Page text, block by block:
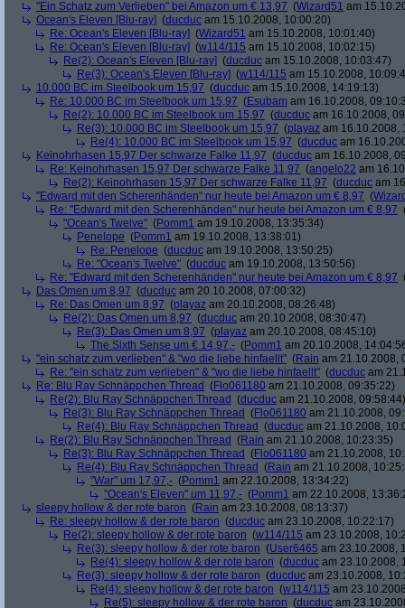
"Ein Schatz zum Verlieben" bei Amazon um € 13,97 (Wizard51 am
Ocean's Eleven [Blu-ray] (ducduc am 15.10.2008, 10:00:20)
Re: Ocean's Eleven [Blu-ray] (Wizard51 am 15.10.2008, 10:01:40)
Re: Ocean's Eleven [Blu-ray] (w114/115 am 15.10.2008, 10:02:15)
Re(2): Ocean's Eleven [Blu-ray] (ducduc am 15.10.2008, 10:03:47)
Re(3): Ocean's Eleven [Blu-ray] (w114/115 am 15.10.2008,
10.000 BC im Steelbook um 15,97 (ducduc am 15.10.2008, 14:19:13)
Re: 10.000 BC im Steelbook um 15,97 (Esubam am 16.10.2008,
Re(2): 10.000 BC im Steelbook um 15,97 (ducduc am 16.10.2008,
Re(3): 10.000 BC im Steelbook um 15,97 (playaz am 16.10.2008,
Re(4): 10.000 BC im Steelbook um 15,97 (ducduc am
Keinohrhasen 15,97 Der schwarze Falke 11,97 (ducduc am 16.10.2008,
Re: Keinohrhasen 15,97 Der schwarze Falke 11,97 (angelo22 am
Re(2): Keinohrhasen 15,97 Der schwarze Falke 11,97 (ducduc am
"Edward mit den Scherenhänden" nur heute bei Amazon um € 8,97 (
Re: "Edward mit den Scherenhänden" nur heute bei Amazon um € 8,97
"Ocean's Twelve" (Pomm1 am 19.10.2008, 13:35:34)
Penelope (Pomm1 am 19.10.2008, 13:38:01)
Re: Penelope (ducduc am 19.10.2008, 13:50:25)
Re: "Ocean's Twelve" (ducduc am 19.10.2008, 13:50:56)
Re: "Edward mit den Scherenhänden" nur heute bei Amazon um € 8,97
Das Omen um 8,97 (ducduc am 20.10.2008, 07:00:32)
Re: Das Omen um 8,97 (playaz am 20.10.2008, 08:26:48)
Re(2): Das Omen um 8,97 (ducduc am 20.10.2008, 08:30:47)
Re(3): Das Omen um 8,97 (playaz am 20.10.2008, 08:45:10)
The Sixth Sense um € 14,97,- (Pomm1 am 20.10.2008,
"ein schatz zum verlieben" & "wo die liebe hinfaellt" (Rain am 21.10.2008,
Re: "ein schatz zum verlieben" & "wo die liebe hinfaellt" (ducduc am
Re: Blu Ray Schnäppchen Thread (Flo061180 am 21.10.2008, 09:35:22)
Re(2): Blu Ray Schnäppchen Thread (ducduc am 21.10.2008, 09:58:44)
Re(3): Blu Ray Schnäppchen Thread (Flo061180 am 21.10.2008,
Re(4): Blu Ray Schnäppchen Thread (ducduc am 21.10.2008,
Re(2): Blu Ray Schnäppchen Thread (Rain am 21.10.2008, 10:23:35)
Re(3): Blu Ray Schnäppchen Thread (Flo061180 am 21.10.2008,
Re(4): Blu Ray Schnäppchen Thread (Rain am 21.10.2008,
"War" um 17,97,- (Pomm1 am 22.10.2008, 13:34:22)
"Ocean's Eleven" um 11,97,- (Pomm1 am 22.10.2008,
sleepy hollow & der rote baron (Rain am 23.10.2008, 08:13:37)
Re: sleepy hollow & der rote baron (ducduc am 23.10.2008, 10:22:17)
Re(2): sleepy hollow & der rote baron (w114/115 am 23.10.2008,
Re(3): sleepy hollow & der rote baron (User6465 am 23.10.2008,
Re(4): sleepy hollow & der rote baron (ducduc am 23.10.2008,
Re(3): sleepy hollow & der rote baron (ducduc am 23.10.2008,
Re(4): sleepy hollow & der rote baron (w114/115 am
Re(5): sleepy hollow & der rote baron (ducduc am